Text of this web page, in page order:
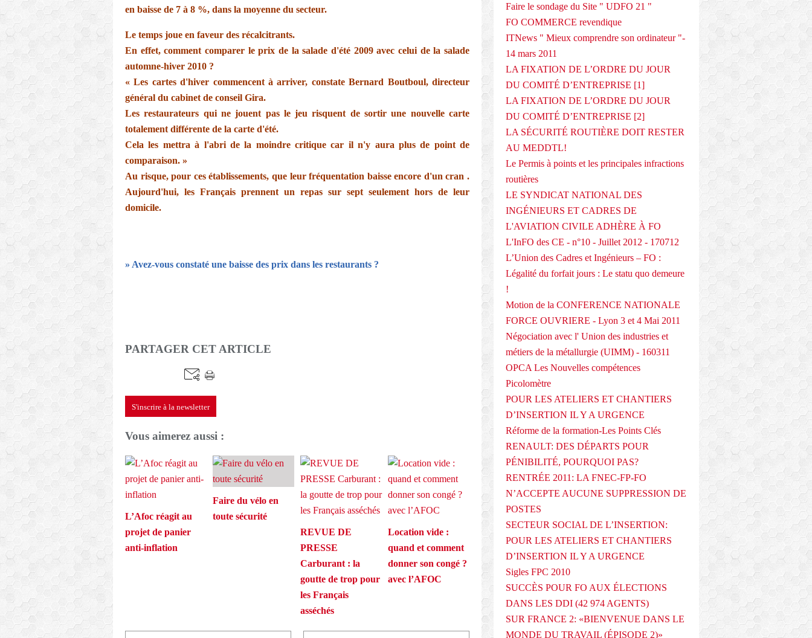
en baisse de 7 à 8 %, dans la moyenne du secteur.
Le temps joue en faveur des récalcitrants.
En effet, comment comparer le prix de la salade d'été 2009 avec celui de la salade
automne-hiver 2010 ?
« Les cartes d'hiver commencent à arriver, constate Bernard Boutboul, directeur
général du cabinet de conseil Gira.
Les restaurateurs qui ne jouent pas le jeu risquent de sortir une nouvelle carte
totalement différente de la carte d'été.
Cela les mettra à l'abri de la moindre critique car il n'y aura plus de point de
comparaison. »
Au risque, pour ces établissements, que leur fréquentation baisse encore d'un cran .
Aujourd'hui, les Français prennent un repas sur sept seulement hors de leur
domicile.
» Avez-vous constaté une baisse des prix dans les restaurants ?
PARTAGER CET ARTICLE
S'inscrire à la newsletter
Vous aimerez aussi :
L’Afoc réagit au
projet de panier
anti-inflation
Faire du vélo en
toute sécurité
REVUE DE
PRESSE
Carburant : la
goutte de trop pour
les Français
asséchés
Location vide :
quand et comment
donner son congé ?
avec l’AFOC
Faire le sondage du Site " UDFO 21 "
FO COMMERCE revendique
ITNews " Mieux comprendre son ordinateur "-
14 mars 2011
LA FIXATION DE L’ORDRE DU JOUR
DU COMITÉ D’ENTREPRISE [1]
LA FIXATION DE L’ORDRE DU JOUR
DU COMITÉ D’ENTREPRISE [2]
LA SÉCURITÉ ROUTIÈRE DOIT RESTER
AU MEDDTL!
Le Permis à points et les principales infractions
routières
LE SYNDICAT NATIONAL DES
INGÉNIEURS ET CADRES DE
L'AVIATION CIVILE ADHÈRE À FO
L'InFO des CE - n°10 - Juillet 2012 - 170712
L’Union des Cadres et Ingénieurs – FO :
Légalité du forfait jours : Le statu quo demeure
!
Motion de la CONFERENCE NATIONALE
FORCE OUVRIERE - Lyon 3 et 4 Mai 2011
Négociation avec l' Union des industries et
métiers de la métallurgie (UIMM) - 160311
OPCA Les Nouvelles compétences
Picolomètre
POUR LES ATELIERS ET CHANTIERS
D’INSERTION IL Y A URGENCE
Réforme de la formation-Les Points Clés
RENAULT: DES DÉPARTS POUR
PÉNIBILITÉ, POURQUOI PAS?
RENTRÉE 2011: LA FNEC-FP-FO
N’ACCEPTE AUCUNE SUPPRESSION DE
POSTES
SECTEUR SOCIAL DE L’INSERTION:
POUR LES ATELIERS ET CHANTIERS
D’INSERTION IL Y A URGENCE
Sigles FPC 2010
SUCCÈS POUR FO AUX ÉLECTIONS
DANS LES DDI (42 974 AGENTS)
SUR FRANCE 2: «BIENVENUE DANS LE
MONDE DU TRAVAIL (ÉPISODE 2)»